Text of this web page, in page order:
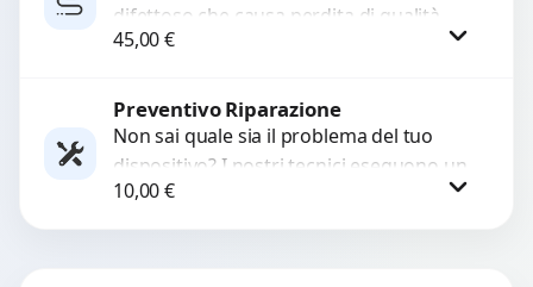
difettoso che causa perdita di qualità
sonora o impossibilità di collegare cuffie
45,00€
Procedi
Preventivo Riparazione
Non sai quale sia il problema del tuo
dispositivo? I nostri tecnici eseguono un
check-up completo con strumenti
avanzati per...
10,00€